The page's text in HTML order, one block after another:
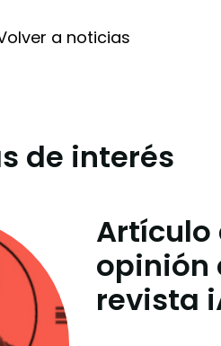
a noticias
de interés
Artículo
opinión
revista